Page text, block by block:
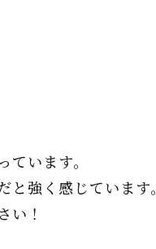
います。
強く感じています。
い！